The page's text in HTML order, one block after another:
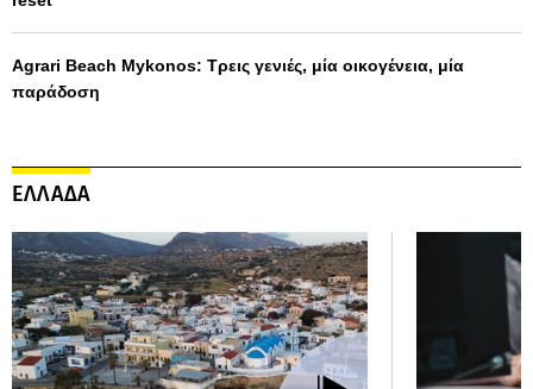
Agrari Beach Mykonos: Τρεις γενιές, μία οικογένεια, μία
παράδοση
ΕΛΛΑΔΑ